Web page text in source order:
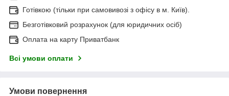
Готівкою (тільки при самовивозі з офісу в м. Київ).
Безготівковий розрахунок (для юридичних осіб)
Оплата на карту Приватбанк
Всі умови оплати
Умови повернення